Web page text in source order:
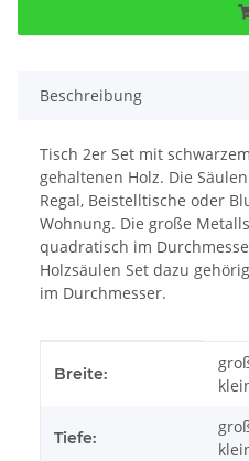
Beschreibung
Tisch 2er Set mit
gehaltenen Holz. Die
Regal, Beistelltische oder
Wohnung. Die große
quadratisch im
Holzsäulen Set dazu
im Durchmesser.
Breite:
Tiefe: